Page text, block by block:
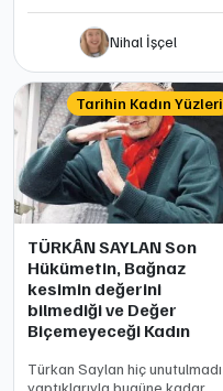
Nihal İşçel
Tarihin Kadın Yüzleri
TÜRKÂN SAYLAN Son
Hükümetin, Bağnaz
kesimin değerini
bilmediği ve Değer
Biçemeyeceği Kadın
Türkan Saylan hiç unutulmadı